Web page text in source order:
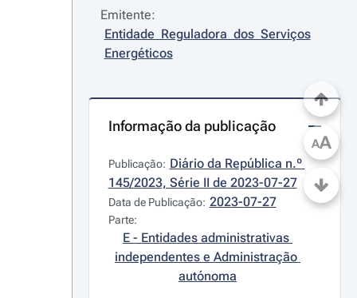
Emitente:
Entidade Reguladora dos Serviços
Energéticos
Informação da publicação
Publicação: Diário da República n.º
145/2023, Série II de 2023-07-27
Data de Publicação: 2023-07-27
Parte:
E - Entidades administrativas
independentes e Administração
autónoma
AA